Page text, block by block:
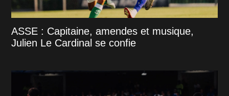
ASSE : Capitaine, amendes et musique,
Julien Le Cardinal se confie